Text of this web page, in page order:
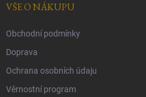
VŠE O NÁKUPU
Obchodní podmínky
Doprava
Ochrana osobních údaju
Věrnostní program